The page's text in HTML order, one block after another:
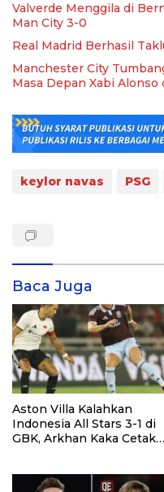
Valverde Menggila di
Man City 3-0
Real Madrid Berhasil
Manchester City
Masa Depan Xabi
keylor navas PSG
Baca Juga
Aston Villa Kalahkan
Indonesia All Stars 3-1 di
GBK, Arkhan Kaka Cetak